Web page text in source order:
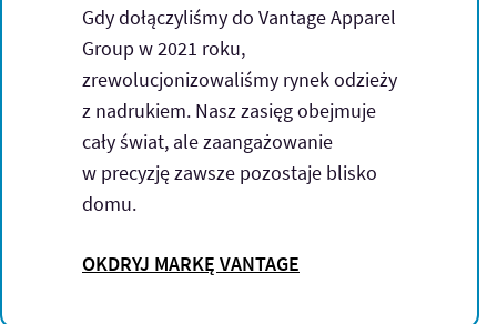
Gdy dołączyliśmy do Vantage Apparel
Group w 2021 roku,
zrewolucjonizowaliśmy rynek odzieży
z nadrukiem. Nasz zasięg obejmuje
cały świat, ale zaangażowanie
w precyzję zawsze pozostaje blisko
domu.
OKDRYJ MARKĘ VANTAGE